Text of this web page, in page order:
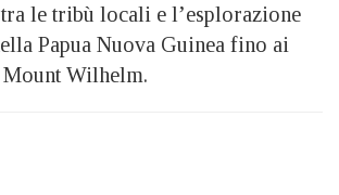
le tribù locali e l’esplorazione
Papua Nuova Guinea fino ai
Wilhelm.